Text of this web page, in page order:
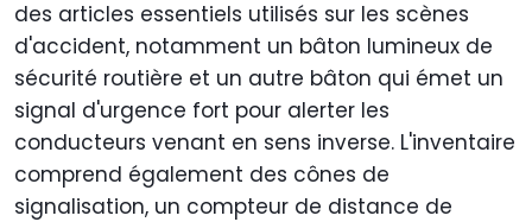
des articles essentiels utilisés sur les scènes
d'accident, notamment un bâton lumineux de
sécurité routière et un autre bâton qui émet un
signal d'urgence fort pour alerter les
conducteurs venant en sens inverse. L'inventaire
comprend également des cônes de
signalisation, un compteur de distance de